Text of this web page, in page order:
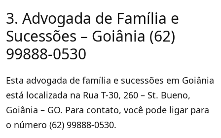
3. Advogada de Família e
Sucessões – Goiânia (62)
99888-0530
Esta advogada de família e sucessões em Goiânia
está localizada na Rua T-30, 260 – St. Bueno,
Goiânia – GO. Para contato, você pode ligar para
o número (62) 99888-0530.